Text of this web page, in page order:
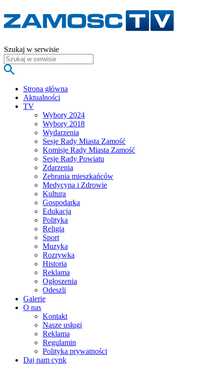
Szukaj w serwisie
Strona główna
Aktualności
TV
Wybory 2024
Wybory 2018
Wydarzenia
Sesje Rady Miasta Zamość
Komisje Rady Miasta Zamość
Sesje Rady Powiatu
Zdarzenia
Zebrania mieszkańców
Medycyna i Zdrowie
Kultura
Gospodarka
Edukacja
Polityka
Religia
Sport
Muzyka
Rozrywka
Historia
Reklama
Ogłoszenia
Odeszli
Galerie
O nas
Kontakt
Nasze usługi
Reklama
Regulamin
Polityka prywatności
Daj nam cynk